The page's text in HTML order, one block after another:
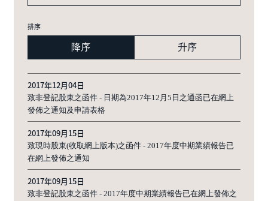
排序
降序 升序
2017年12月04日
致非登記股東之函件 - 日期為2017年12月5日之通函已在網上
發佈之通知及申請表格
2017年09月15日
致現時股東(收取網上版本)之函件 - 2017年度中期業績報告已
在網上發佈之通知
2017年09月15日
致非登記股東之函件 - 2017年度中期業績報告已在網上發佈之